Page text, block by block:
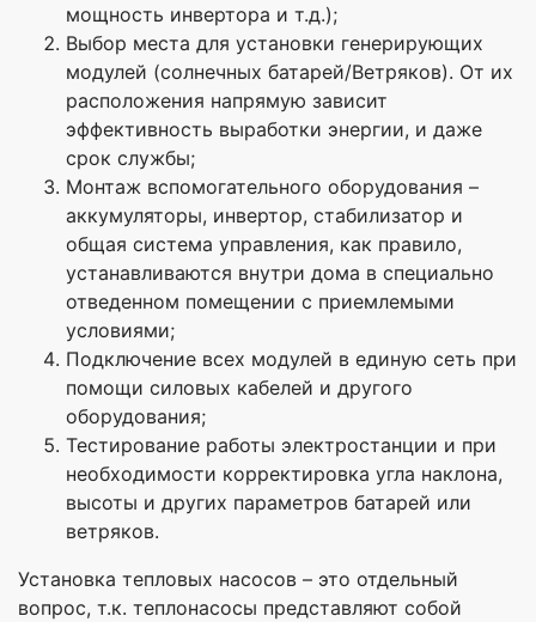
мощность инвертора и т.д.);
Выбор места для установки генерирующих
модулей (солнечных батарей/Ветряков). От их
расположения напрямую зависит
эффективность выработки энергии, и даже
срок службы;
Монтаж вспомогательного оборудования –
аккумуляторы, инвертор, стабилизатор и
общая система управления, как правило,
устанавливаются внутри дома в специально
отведенном помещении с приемлемыми
условиями;
Подключение всех модулей в единую сеть при
помощи силовых кабелей и другого
оборудования;
Тестирование работы электростанции и при
необходимости корректировка угла наклона,
высоты и других параметров батарей или
ветряков.
Установка тепловых насосов – это отдельный
вопрос, т.к. теплонасосы представляют собой